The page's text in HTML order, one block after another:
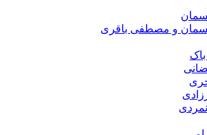
و مصطفی باقری